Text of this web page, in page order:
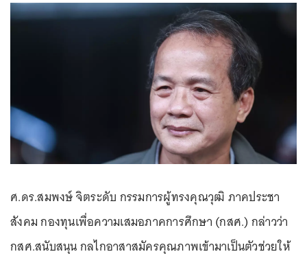
ศ.ดร.สมพงษ์ จิตระดับ กรรมการผู้ทรงคุณวุฒิ ภาคประชา
สังคม กองทุนเพื่อความเสมอภาคการศึกษา (กสศ.) กล่าวว่า
กสศ.สนับสนุน กลไกอาสาสมัครคุณภาพเข้ามาเป็นตัวช่วยให้